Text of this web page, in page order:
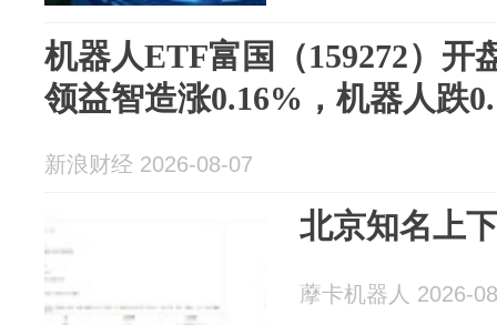
机器人ETF富国（159272）开
领益智造涨0.16%，机器人跌
新浪财经 2026-08-07
北京知名上
藦卡机器人 2026-